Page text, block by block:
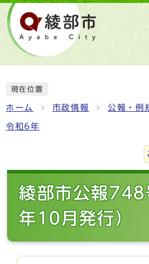
現在位置
ホーム 市政情報 公報・例
令和6年
綾部市公報748
年10月発行）